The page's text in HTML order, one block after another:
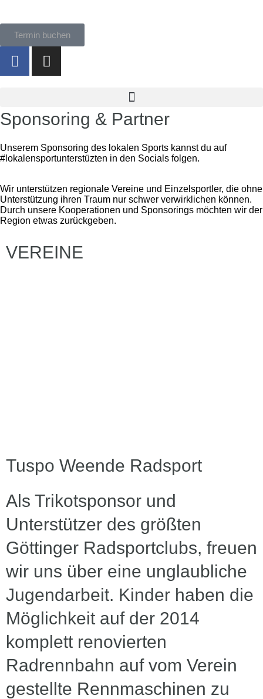
Termin buchen
Sponsoring & Partner
Unserem Sponsoring des lokalen Sports kannst du auf
#lokalensportunterstüzten in den Socials folgen.
Wir unterstützen regionale Vereine und Einzelsportler, die ohne
Unterstützung ihren Traum nur schwer verwirklichen können.
Durch unsere Kooperationen und Sponsorings möchten wir der
Region etwas zurückgeben.
VEREINE
Tuspo Weende Radsport
Als Trikotsponsor und
Unterstützer des größten
Göttinger Radsportclubs, freuen
wir uns über eine unglaubliche
Jugendarbeit. Kinder haben die
Möglichkeit auf der 2014
komplett renovierten
Radrennbahn auf vom Verein
gestellte Rennmaschinen zu